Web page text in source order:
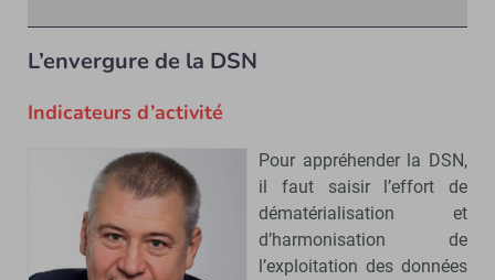
L’envergure de la DSN
Indicateurs d’activité
Pour appréhender la DSN,
il faut saisir l’effort de
dématérialisation et
d’harmonisation de
l’exploitation des données